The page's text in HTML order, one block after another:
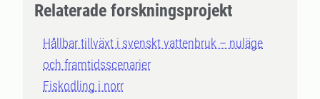
Relaterade forskningsprojekt
Hållbar tillväxt i svenskt vattenbruk – nuläge
och framtidsscenarier
Fiskodling i norr